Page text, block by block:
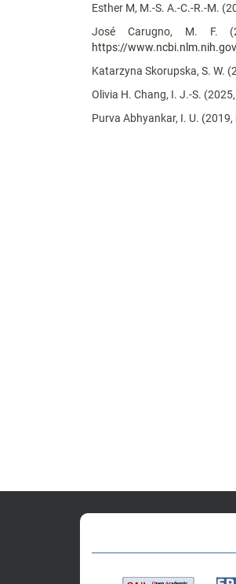
Esther M, M.-S. A.-C.-R.-M.
José Carugno, M. F.
https://
Katarzyna Skorupska, S. W.
Olivia H. Chang, I. J.-S.
Purva Abhyankar, I. U.